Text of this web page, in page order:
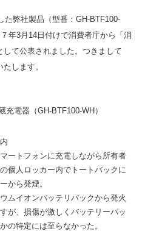
た弊社製品（型番：GH-BTF100-
年3月14日付けで消費者庁から「消
て公表されました。つきまして
します。
電器（GH-BTF100-WH）
ートフォンに充電しながら所有者
個人ロッカー内でトートバックに
から発煙。
ムイオンバッテリパックから発火
が、損傷が激しくバッテリーパッ
の特定には至らなかった。